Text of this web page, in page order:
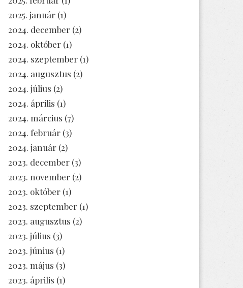
2025. január (1)
2024. december (2)
2024. október (1)
2024. szeptember (1)
2024. augusztus (2)
2024. július (2)
2024. április (1)
2024. március (7)
2024. február (3)
2024. január (2)
2023. december (3)
2023. november (2)
2023. október (1)
2023. szeptember (1)
2023. augusztus (2)
2023. július (3)
2023. június (1)
2023. május (3)
2023. április (1)